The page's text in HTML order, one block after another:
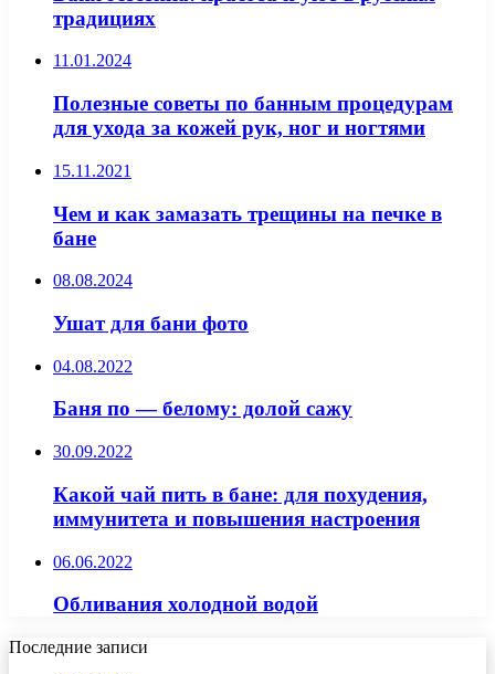
традициях
11.01.2024
Полезные советы по банным процедурам
для ухода за кожей рук, ног и ногтями
15.11.2021
Чем и как замазать трещины на печке в
бане
08.08.2024
Ушат для бани фото
04.08.2022
Баня по — белому: долой сажу
30.09.2022
Какой чай пить в бане: для похудения,
иммунитета и повышения настроения
06.06.2022
Обливания холодной водой
Последние записи